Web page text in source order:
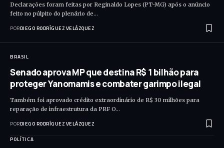
Declarações foram feitas por Reginaldo Lopes (PT-MG) após o anúncio
feito no púlpito do plenário de…
PORDIEGO RODRÍGUEZ VELÁZQUEZ
BRASIL
Senado aprova MP que destina R$ 1 bilhão para
proteger Yanomamis e combater garimpo ilegal
Também foi aprovado crédito extraordinário de R$ 30 milhões para
reparação de infraestrutura da PRF O…
PORDIEGO RODRÍGUEZ VELÁZQUEZ
POLÍTICA